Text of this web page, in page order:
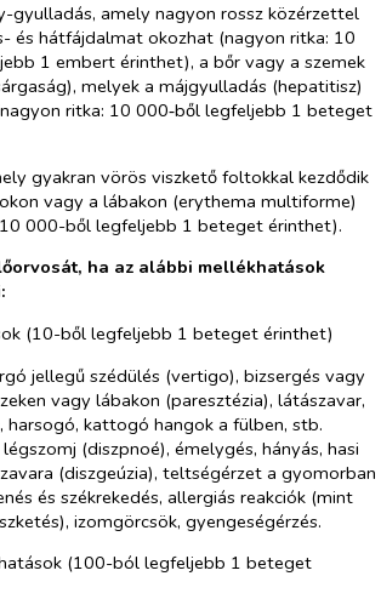
gyulladás, amely nagyon rossz közérzettel
és hátfájdalmat okozhat (nagyon ritka: 10
1 embert érinthet), a bőr vagy a szemek
melyek a májgyulladás (hepatitisz)
ritka: 10 000‑ből legfeljebb 1 beteget
gyakran vörös viszkető foltokkal kezdődik
vagy a lábakon (erythema multiforme)
000-ből legfeljebb 1 beteget érinthet).
ha az alábbi mellékhatások
(10-ből legfeljebb 1 beteget érinthet)
jellegű szédülés (vertigo), bizsergés vagy
vagy lábakon (paresztézia), látászavar,
harsogó, kattogó hangok a fülben, stb.
(diszpnoé), émelygés, hányás, hasi
(diszgeúzia), teltségérzet a gyomorban
és székrekedés, allergiás reakciók (mint
izomgörcsök, gyengeségérzés.
(100-ból legfeljebb 1 beteget